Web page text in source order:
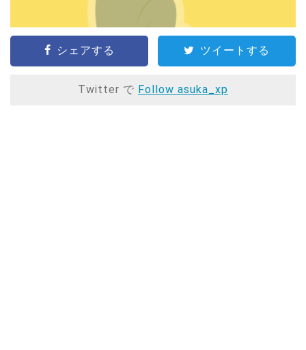
シェアする ツイートする
Twitter で Follow asuka_xp